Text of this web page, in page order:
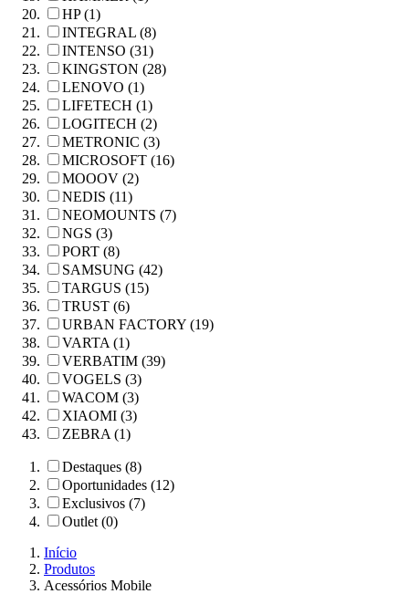
HP (1)
INTEGRAL (8)
INTENSO (31)
KINGSTON (28)
LENOVO (1)
LIFETECH (1)
LOGITECH (2)
METRONIC (3)
MICROSOFT (16)
MOOOV (2)
NEDIS (11)
NEOMOUNTS (7)
NGS (3)
PORT (8)
SAMSUNG (42)
TARGUS (15)
TRUST (6)
URBAN FACTORY (19)
VARTA (1)
VERBATIM (39)
VOGELS (3)
WACOM (3)
XIAOMI (3)
ZEBRA (1)
Destaques (8)
Oportunidades (12)
Exclusivos (7)
Outlet (0)
Início
Produtos
Acessórios Mobile